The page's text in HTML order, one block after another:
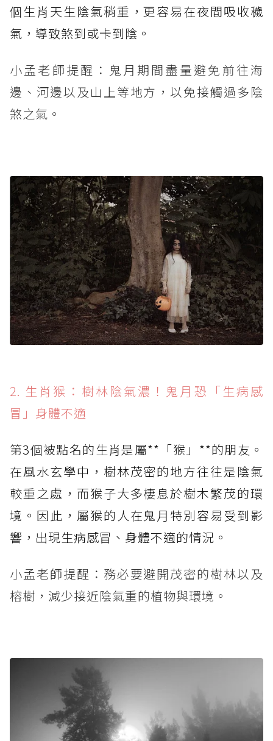
個生肖天生陰氣稍重，更容易在夜間吸收穢
氣，導致煞到或卡到陰。
小孟老師提醒：鬼月期間盡量避免前往海
邊、河邊以及山上等地方，以免接觸過多陰
煞之氣。
2. 生肖猴：樹林陰氣濃！鬼月恐「生病感
冒」身體不適
第3個被點名的生肖是屬**「猴」**的朋友。
在風水玄學中，樹林茂密的地方往往是陰氣
較重之處，而猴子大多棲息於樹木繁茂的環
境。因此，屬猴的人在鬼月特別容易受到影
響，出現生病感冒、身體不適的情況。
小孟老師提醒：務必要避開茂密的樹林以及
榕樹，減少接近陰氣重的植物與環境。